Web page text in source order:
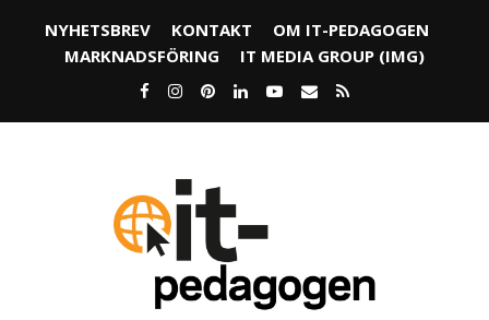
NYHETSBREV KONTAKT
OM IT-PEDAGOGEN
MARKNADSFÖRING
IT MEDIA GROUP (IMG)